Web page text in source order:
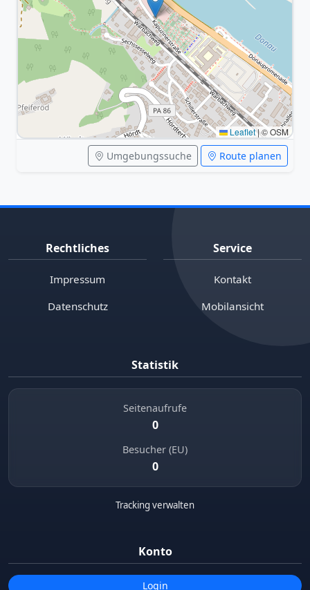
Leaflet| © OSM
Umgebungssuche Route planen
Rechtliches
Impressum
Datenschutz
Service
Kontakt
Mobilansicht
Statistik
Seitenaufrufe
0
Besucher (EU)
0
Tracking verwalten
Konto
Login